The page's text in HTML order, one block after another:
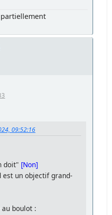
09:52:16
doit" [Non]
est un objectif grand-
boulot :